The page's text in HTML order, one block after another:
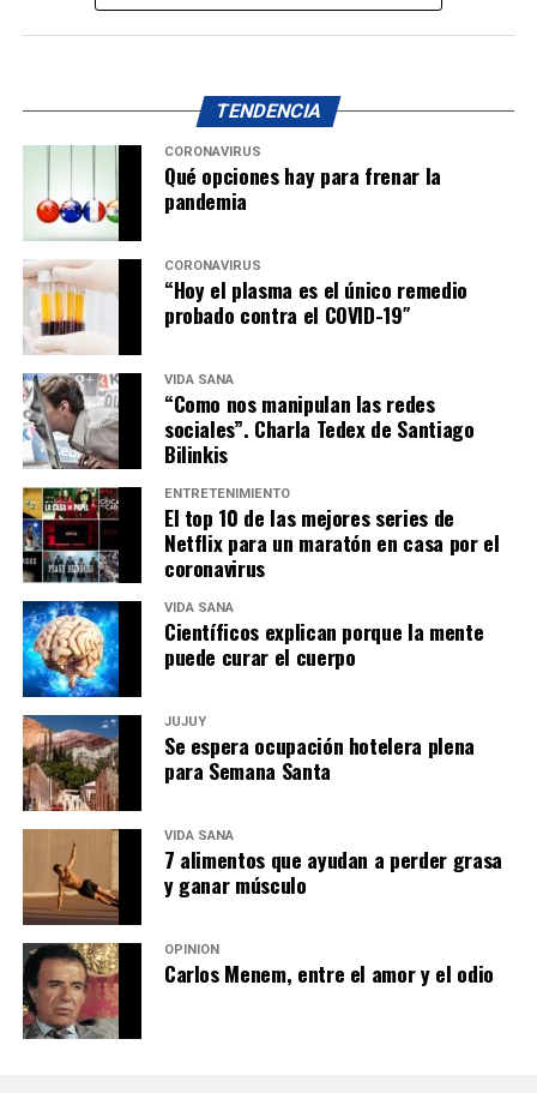
TENDENCIA
CORONAVIRUS
Qué opciones hay para frenar la
pandemia
CORONAVIRUS
“Hoy el plasma es el único remedio
probado contra el COVID-19″
VIDA SANA
“Como nos manipulan las redes
sociales”. Charla Tedex de Santiago
Bilinkis
ENTRETENIMIENTO
El top 10 de las mejores series de
Netflix para un maratón en casa por el
coronavirus
VIDA SANA
Científicos explican porque la mente
puede curar el cuerpo
JUJUY
Se espera ocupación hotelera plena
para Semana Santa
VIDA SANA
7 alimentos que ayudan a perder grasa
y ganar músculo
OPINIÓN
Carlos Menem, entre el amor y el odio